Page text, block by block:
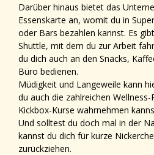
Darüber hinaus bietet das
Essenskarte an, womit du in
oder Bars bezahlen kannst. Es
Shuttle, mit dem du zur Arbeit
du dich auch an den Snacks,
Büro bedienen.
Müdigkeit und Langeweile kann
du auch die zahlreichen
Kickbox-Kurse wahrnehmen
Und solltest du doch mal in der
kannst du dich für kurze
zurückziehen.